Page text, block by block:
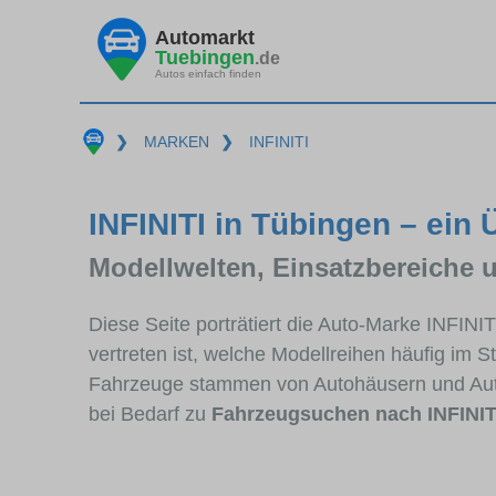
Automarkt
Tuebingen.de
Autos einfach finden
❯ MARKEN ❯ INFINITI
INFINITI in Tübingen – ein
Modellwelten, Einsatzbereiche
Diese Seite porträtiert die Auto-Marke
vertreten ist, welche Modellreihen häufig im
Fahrzeuge stammen von Autohäusern und
bei Bedarf zu Fahrzeugsuchen nach